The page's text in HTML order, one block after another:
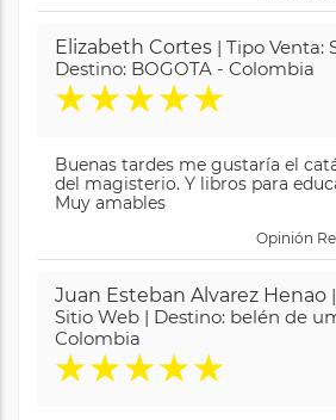
Elizabeth Cortes | Tipo Venta:
Destino: BOGOTA - Colombia
★★★★★
Buenas tardes me gustaría el
del magisterio. Y libros para
Muy amables
Opinión
Juan Esteban Alvarez Henao
Sitio Web | Destino: belén de
Colombia
★★★★★